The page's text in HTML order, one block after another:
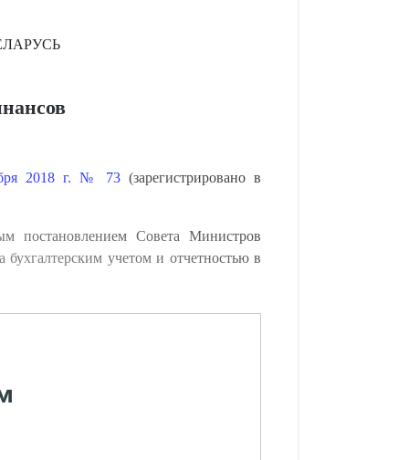
2018 г. № 73 (зарегистрировано в
постановлением Совета Министров
бухгалтерским учетом и отчетностью в